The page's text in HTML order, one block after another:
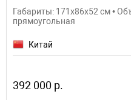
Габариты: 171x86x52 см •
прямоугольная
Китай
392 000 р.